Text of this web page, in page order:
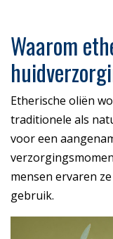
Waarom
Etherische oliën
traditionele als
voor een
mensen ervaren
gebruik.